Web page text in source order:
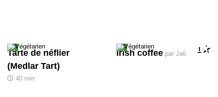
Tarte de néflier
(Medlar Tart)
40 min
Irish coffee par Ja6
1